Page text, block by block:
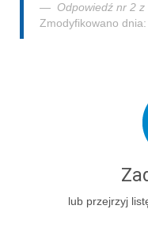
Odpowiedź nr 2
Zmodyfikowano
lub przejrzyj